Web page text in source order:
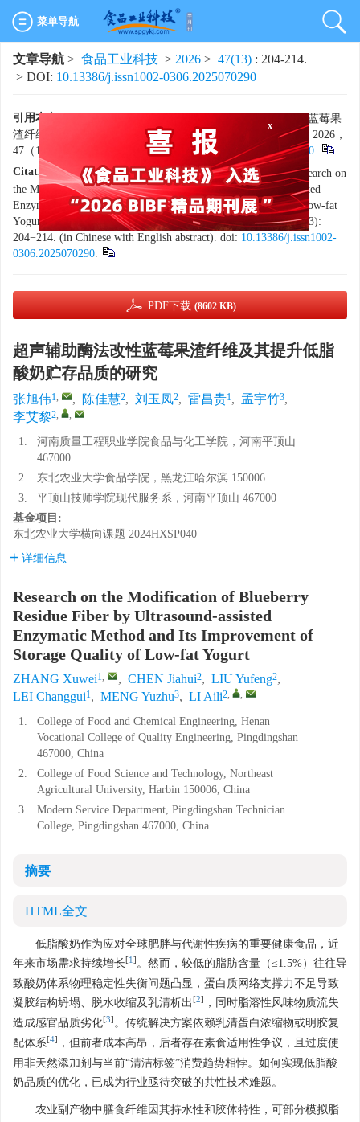
菜单导航
文章导航 > 食品工业科技 > 2026 > 47(13) : 204-214.
> DOI: 10.13386/j.issn1002-0306.2025070290
引用本文:
张旭伟，陈佳慧，刘玉凤，等. 超声辅助酶法改性蓝莓果
渣纤维及其提升低脂酸奶贮存品质的研究[J]. 食品工业科技，2026，
47（13）：204−214. doi:
10.13386/j.issn1002-0306.2025070290.
Citation:
ZHANG Xuwei, CHEN Jiahui, LIU Yufeng, et al. Research on
the Modification of Blueberry Residue Fiber by Ultrasound-assisted
Enzymatic Method and Its Improvement of Storage Quality of Low-fat
Yogurt[J]. Science and Technology of Food Industry, 2026, 47(13):
204−214. (in Chinese with English abstract). doi: 10.13386/j.issn1002-
0306.2025070290.
PDF下载 (8602 KB)
超声辅助酶法改性蓝莓果渣纤维及其提升低脂
酸奶贮存品质的研究
张旭伟1, , 陈佳慧2, 刘玉凤2, 雷昌贵1, 孟宇竹3,
李艾黎2, ,
1.
河南质量工程职业学院食品与化工学院，河南平顶山
467000
2.
东北农业大学食品学院，黑龙江哈尔滨 150006
3.
平顶山技师学院现代服务系，河南平顶山 467000
基金项目:
东北农业大学横向课题 2024HXSP040
详细信息
Research on the Modification of Blueberry
Residue Fiber by Ultrasound-assisted
Enzymatic Method and Its Improvement of
Storage Quality of Low-fat Yogurt
ZHANG Xuwei1, , CHEN Jiahui2, LIU Yufeng2,
LEI Changgui1, MENG Yuzhu3, LI Aili2, ,
1.
College of Food and Chemical Engineering, Henan
Vocational College of Quality Engineering, Pingdingshan
467000, China
2.
College of Food Science and Technology, Northeast
Agricultural University, Harbin 150006, China
3.
Modern Service Department, Pingdingshan Technician
College, Pingdingshan 467000, China
摘要
HTML全文
低脂酸奶作为应对全球肥胖与代谢性疾病的重要健康食品，近
年来市场需求持续增长[1 ] 。然而，较低的脂肪含量（≤1.5%）往往导
致酸奶体系物理稳定性失衡问题凸显，蛋白质网络支撑力不足导致
凝胶结构坍塌、脱水收缩及乳清析出 [2]
，同时脂溶性风味物质流失
造成感官品质劣化[3] 。传统解决方案依赖乳清蛋白浓缩物或明胶复
配体系[4]
，但前者成本高昂，后者存在素食适用性争议，且过度使
用非天然添加剂与当前“清洁标签”消费趋势相悖。如何实现低脂酸
奶品质的优化，已成为行业亟待突破的共性技术难题。
农业副产物中膳食纤维因其持水性和胶体特性，可部分模拟脂
x